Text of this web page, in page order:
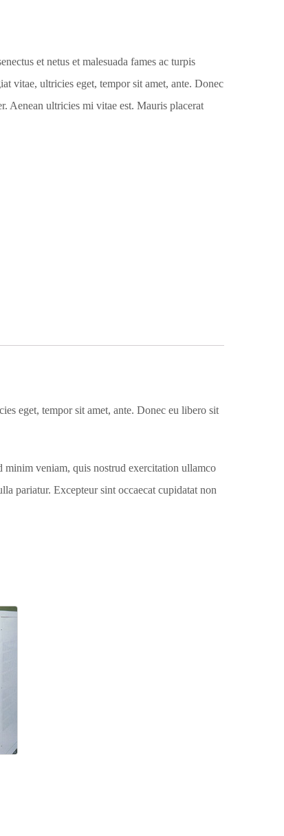
et netus et malesuada fames ac turpis
vitae, ultricies eget, tempor sit amet, ante. Donec
Aenean ultricies mi vitae est. Mauris placerat
eget, tempor sit amet, ante. Donec eu libero sit
minim veniam, quis nostrud exercitation ullamco
pariatur. Excepteur sint occaecat cupidatat non